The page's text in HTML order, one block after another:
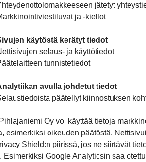
jätetyt
ja -kiellot
käytöstä kerätyt tiedot
selaus- ja käyttötiedot
tunnistetiedot
avulla johdetut tiedot
päätellyt kiinnostuksen
Oy voi käyttää tietoja
esimerkiksi oikeuden päätöstä.
Shield:n piirissä, jos ne siirtävät
Esimerkiksi Google Analyticsin saa